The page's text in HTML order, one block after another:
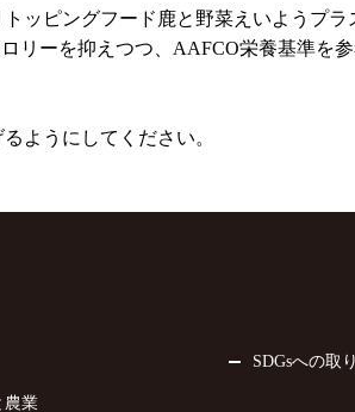
ッピングフード鹿と野菜えいようプ
リーを抑えつつ、AAFCO栄養基準を
ようにしてください。
農業
SDGsへの取